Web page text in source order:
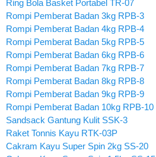
Ring Bola Basket Portabel TR-07
Rompi Pemberat Badan 3kg RPB-3
Rompi Pemberat Badan 4kg RPB-4
Rompi Pemberat Badan 5kg RPB-5
Rompi Pemberat Badan 6kg RPB-6
Rompi Pemberat Badan 7kg RPB-7
Rompi Pemberat Badan 8kg RPB-8
Rompi Pemberat Badan 9kg RPB-9
Rompi Pemberat Badan 10kg RPB-10
Sandsack Gantung Kulit SSK-3
Raket Tonnis Kayu RTK-03P
Cakram Kayu Super Spin 2kg SS-20